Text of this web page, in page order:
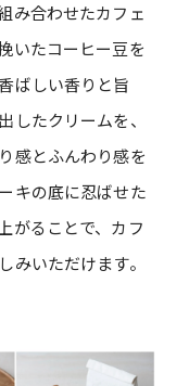
み合わせたカフェ
いたコーヒー豆を
ばしい香りと旨
したクリームを、
感とふんわり感を
キの底に忍ばせた
がることで、カフ
みいただけます。